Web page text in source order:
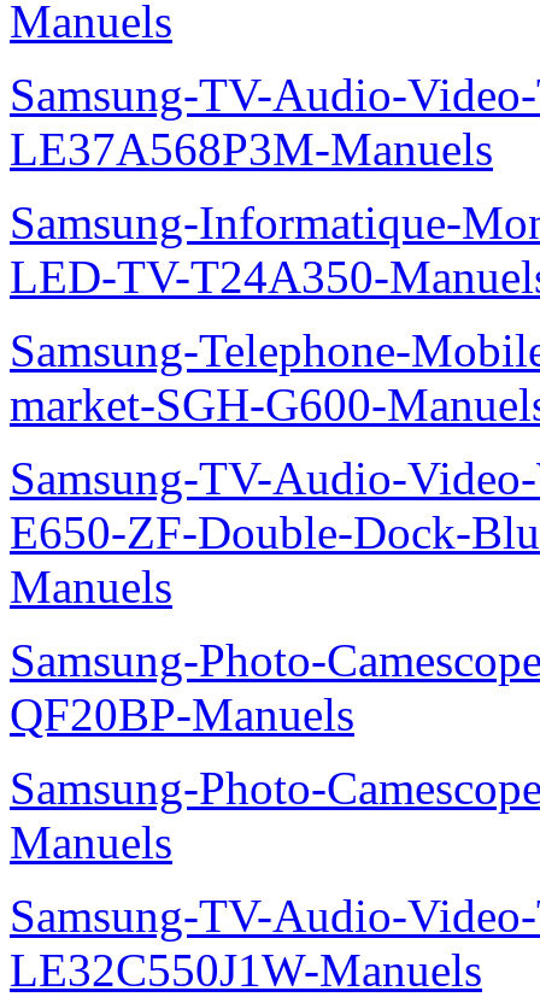
Manuels
Samsung-TV-Audio-
LE37A568P3M-Manuels
Samsung-Informatique-
LED-TV-T24A350-
Samsung-Telephone-
market-SGH-G600-
Samsung-TV-Audio-
E650-ZF-Double-Dock-
Manuels
Samsung-Photo-
QF20BP-Manuels
Samsung-Photo-
Manuels
Samsung-TV-Audio-
LE32C550J1W-Manuels